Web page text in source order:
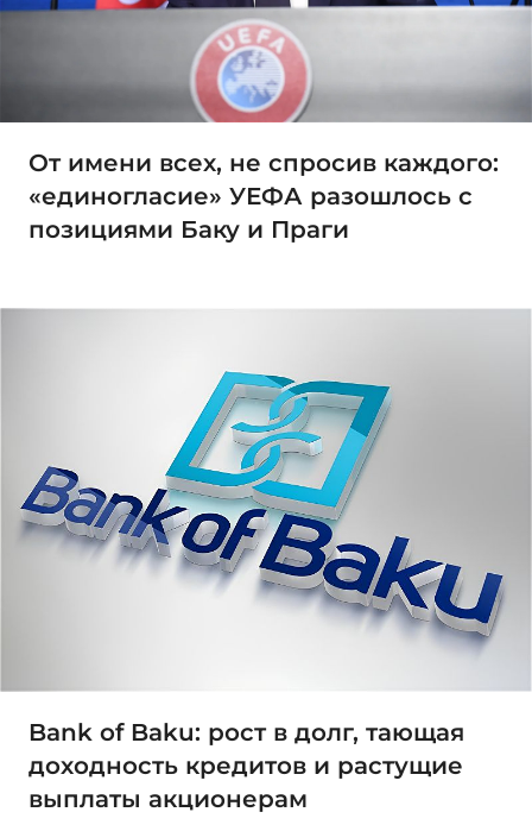
От имени всех, не спросив каждого:
«единогласие» УЕФА разошлось с
позициями Баку и Праги
Bank of Baku: рост в долг, тающая
доходность кредитов и растущие
выплаты акционерам